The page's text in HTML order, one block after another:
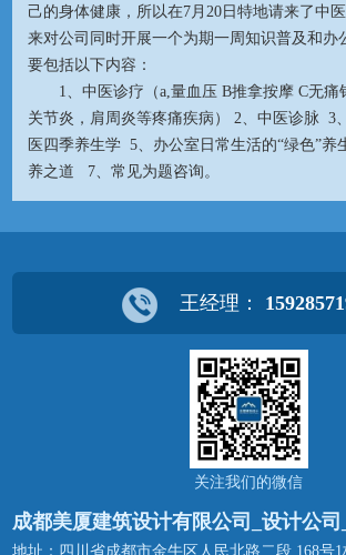
己的身体健康，所以在7月20日特地请来了中
来对公司同时开展一个为期一周知识普及和办
要包括以下内容：
1、中医诊疗（a,量血压 B推拿按摩 C无痛
关节炎，肩周炎等疼痛疾病） 2、中医诊脉 3
医四季养生学 5、办公室日常生活的“绿色”
养之道 7、常见为题咨询。
王经理：
关注我们的微信
成都美厦建筑设计有限公司_设计公司
地址：四川省成都市金牛区人民北路二段 168号1